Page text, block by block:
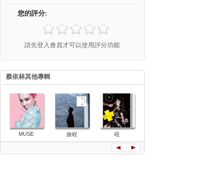
您的評分:
請先登入會員才可以使用評分功能
蔡依林其他專輯
MUSE 旅程 呸